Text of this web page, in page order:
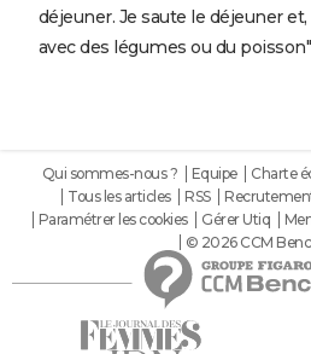
déjeuner. Je saute le déjeuner
avec des légumes ou du poisson"
Qui sommes-nous ? Equipe Charte
Tous les articles
RSS
Paramétrer les cookies
Gérer Utiq
© 2026 CCM